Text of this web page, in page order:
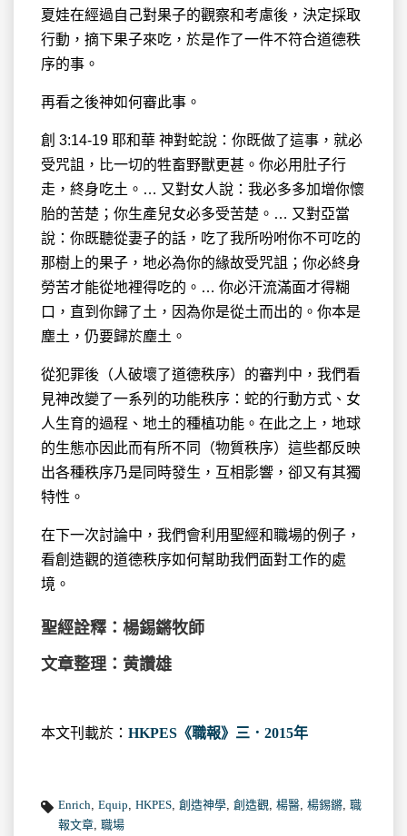
夏娃在經過自己對果子的觀察和考慮後，決定採取
行動，摘下果子來吃，於是作了一件不符合道德秩
序的事。
再看之後神如何審此事。
創 3:14-19 耶和華 神對蛇說：你既做了這事，就必
受咒詛，比一切的牲畜野獸更甚。你必用肚子行
走，終身吃土。… 又對女人說：我必多多加增你懷
胎的苦楚；你生產兒女必多受苦楚。… 又對亞當
說：你既聽從妻子的話，吃了我所吩咐你不可吃的
那樹上的果子，地必為你的緣故受咒詛；你必終身
勞苦才能從地裡得吃的。… 你必汗流滿面才得糊
口，直到你歸了土，因為你是從土而出的。你本是
塵土，仍要歸於塵土。
從犯罪後（人破壞了道德秩序）的審判中，我們看
見神改變了一系列的功能秩序：蛇的行動方式、女
人生育的過程、地土的種植功能。在此之上，地球
的生態亦因此而有所不同（物質秩序）這些都反映
出各種秩序乃是同時發生，互相影響，卻又有其獨
特性。
在下一次討論中，我們會利用聖經和職場的例子，
看創造觀的道德秩序如何幫助我們面對工作的處
境。
聖經詮釋：楊錫鏘牧師
文章整理：黄讚雄
本文刊載於： HKPES《職報》三．2015年
Enrich, Equip, HKPES, 創造神學, 創造觀, 楊醫, 楊錫鏘, 職
報文章, 職場